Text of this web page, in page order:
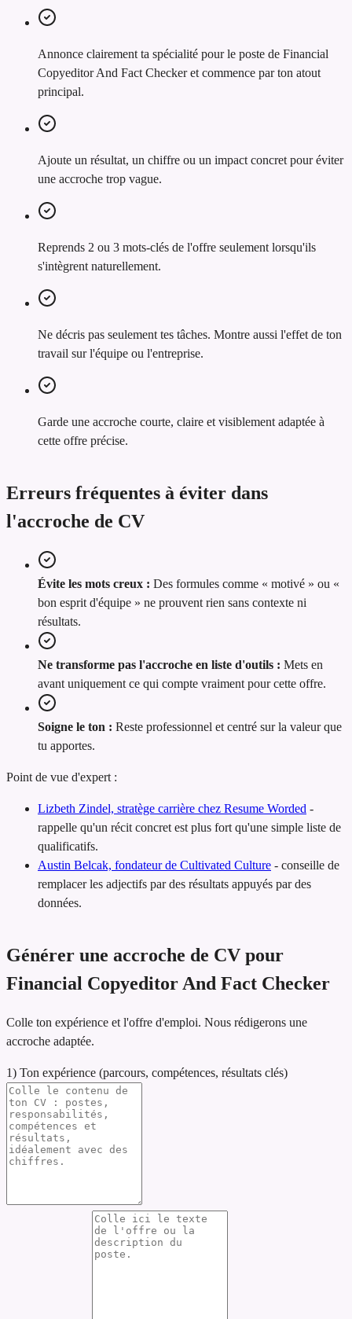
Annonce clairement ta spécialité pour le poste de Financial
Copyeditor And Fact Checker et commence par ton atout
principal.
Ajoute un résultat, un chiffre ou un impact concret pour éviter
une accroche trop vague.
Reprends 2 ou 3 mots-clés de l'offre seulement lorsqu'ils
s'intègrent naturellement.
Ne décris pas seulement tes tâches. Montre aussi l'effet de ton
travail sur l'équipe ou l'entreprise.
Garde une accroche courte, claire et visiblement adaptée à
cette offre précise.
Erreurs fréquentes à éviter dans
l'accroche de CV
Évite les mots creux : Des formules comme « motivé » ou «
bon esprit d'équipe » ne prouvent rien sans contexte ni
résultats.
Ne transforme pas l'accroche en liste d'outils : Mets en
avant uniquement ce qui compte vraiment pour cette offre.
Soigne le ton : Reste professionnel et centré sur la valeur que
tu apportes.
Point de vue d'expert :
Lizbeth Zindel, stratège carrière chez Resume Worded -
rappelle qu'un récit concret est plus fort qu'une simple liste de
qualificatifs.
Austin Belcak, fondateur de Cultivated Culture - conseille de
remplacer les adjectifs par des résultats appuyés par des
données.
Générer une accroche de CV pour
Financial Copyeditor And Fact Checker
Colle ton expérience et l'offre d'emploi. Nous rédigerons une
accroche adaptée.
1) Ton expérience (parcours, compétences, résultats clés)